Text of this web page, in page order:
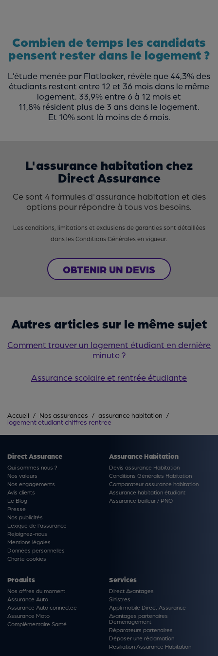
Combien de temps les candidats
pensent rester dans le logement ?
L’étude menée par Flatlooker, révèle que 44,3% des
étudiants restent entre 12 et 36 mois dans le même
logement. 33,9% entre 6 à 12 mois et
11,8% résident plus de 3 ans dans le logement.
Et 10% sont là moins de 6 mois.
L'assurance habitation chez
Direct Assurance
Ce sont 4 formules d'assurance habitation et des
options pour répondre à tous vos besoins.
Les conditions, limitations et exclusions de garanties sont détaillées
dans les Conditions Générales en vigueur.
OBTENIR UN DEVIS
Autres articles sur le même sujet
Comment trouver un logement étudiant en dernière
minute ?
Assurance scolaire et rentrée étudiante
Accueil Nos assurances
assurance habitation
logement etudiant chiffres rentree
Direct Assurance
Qui sommes nous ?
Nos valeurs
Nos engagements
Avis clients
Le Blog
Presse
Nos publicités
Lexique de l'assurance
Rejoignez-nous
Mentions légales
Données personnelles
Charte cookies
Assurance Habitation
Devis assurance Habitation
Conditions Générales Habitation
Comparateur assurance habitation
Assurance habitation étudiant
Assurance bailleur / PNO
Produits
Nos offres du moment
Assurance Auto
Assurance Auto connectée
Assurance Moto
Complémentaire Santé
Services
Direct Avantages
Sinistres
Appli mobile Direct Assurance
Avantages partenaires
Déménagement
Réparateurs partenaires
Déposer une réclamation
Résiliation Assurance Habitation